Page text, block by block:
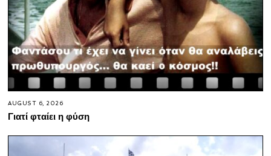
AUGUST 6, 2026
Γιατί φταίει η φύση